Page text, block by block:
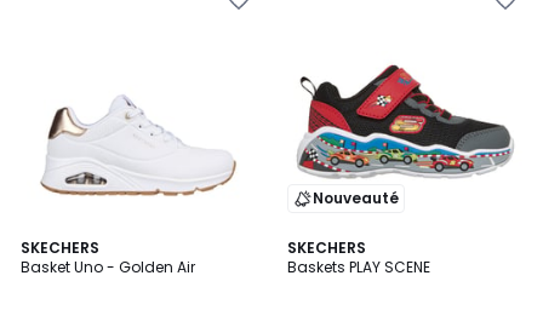
SKECHERS
Basket Uno - Golden Air
4,8
/ 5
2
Couleurs
Nouveauté
SKECHERS
Baskets PLAY SCENE